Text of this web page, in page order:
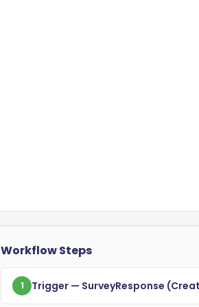
Workflow Steps
1 Trigger — SurveyResponse